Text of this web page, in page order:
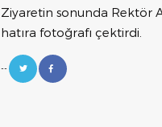
Ziyaretin sonunda Rektör
hatıra fotoğrafı çektirdi.
--